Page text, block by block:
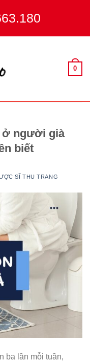
0
ở người già
biết
SĨ THU TRANG
ba lần mỗi tuần,